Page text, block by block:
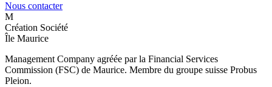
Nous contacter
M
Création Société
Île Maurice
Management Company agréée par la Financial Services
Commission (FSC) de Maurice. Membre du groupe suisse Probus
Pleion.